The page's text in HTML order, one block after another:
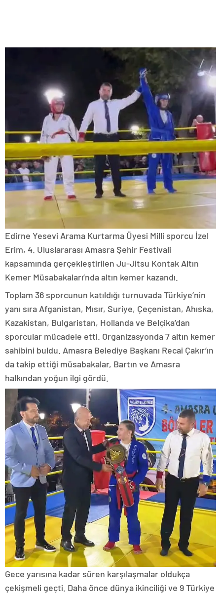
Edirne Yesevi Arama Kurtarma Üyesi Milli sporcu İzel
Erim, 4. Uluslararası Amasra Şehir Festivali
kapsamında gerçekleştirilen Ju-Jitsu Kontak Altın
Kemer Müsabakaları’nda altın kemer kazandı.
Toplam 36 sporcunun katıldığı turnuvada Türkiye’nin
yanı sıra Afganistan, Mısır, Suriye, Çeçenistan, Ahıska,
Kazakistan, Bulgaristan, Hollanda ve Belçika’dan
sporcular mücadele etti. Organizasyonda 7 altın kemer
sahibini buldu. Amasra Belediye Başkanı Recai Çakır’ın
da takip ettiği müsabakalar, Bartın ve Amasra
halkından yoğun ilgi gördü.
Gece yarısına kadar süren karşılaşmalar oldukça
çekişmeli geçti. Daha önce dünya ikinciliği ve 9 Türkiye